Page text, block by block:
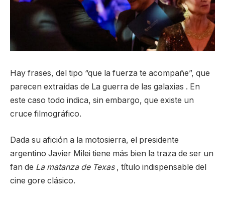
Hay frases, del tipo “que la fuerza te acompañe”, que
parecen extraídas de La guerra de las galaxias . En
este caso todo indica, sin embargo, que existe un
cruce filmográfico.
Dada su afición a la motosierra, el presidente
argentino Javier Milei tiene más bien la traza de ser un
fan de La matanza de Texas , título indispensable del
cine gore clásico.